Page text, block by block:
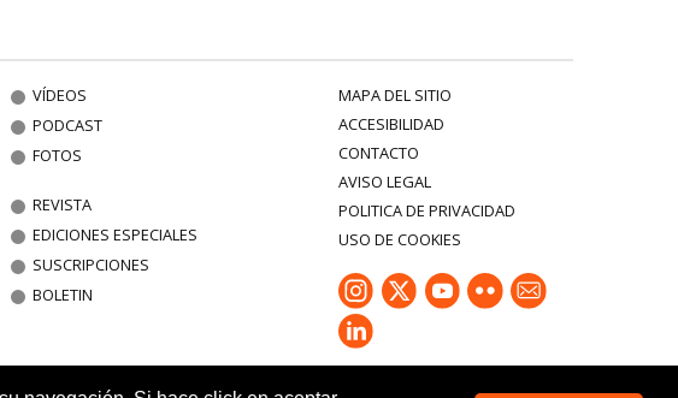
VÍDEOS
PODCAST
FOTOS
REVISTA
EDICIONES ESPECIALES
SUSCRIPCIONES
BOLETIN
MAPA DEL SITIO
ACCESIBILIDAD
CONTACTO
AVISO LEGAL
POLITICA DE PRIVACIDAD
USO DE COOKIES